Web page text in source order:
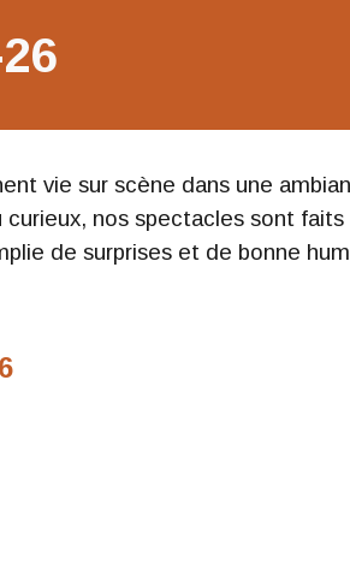
vie sur scène dans une
nos spectacles sont
de surprises et de bonne